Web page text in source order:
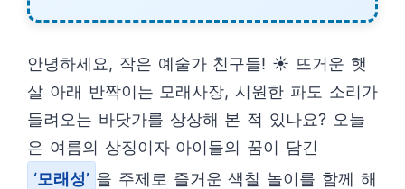
안녕하세요, 작은 예술가 친구들! ☀️ 뜨거운 햇
살 아래 반짝이는 모래사장, 시원한 파도 소리가
들려오는 바닷가를 상상해 본 적 있나요? 오늘
은 여름의 상징이자 아이들의 꿈이 담긴
‘모래성’ 을 주제로 즐거운 색칠 놀이를 함께 해